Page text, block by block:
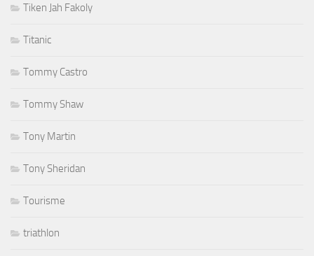
Tiken Jah Fakoly
Titanic
Tommy Castro
Tommy Shaw
Tony Martin
Tony Sheridan
Tourisme
triathlon